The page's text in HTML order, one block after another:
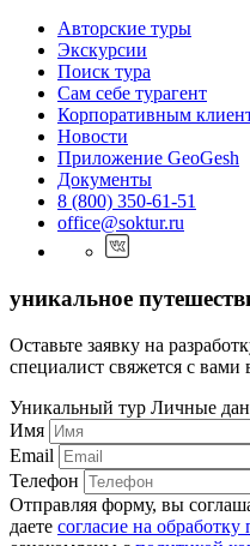
Авторские туры
Экскурсии
Поиск тура
Cам себе турагент
Корпоративным
Новости
Приложение GeoGesh
Документы
8 (800) 350-61-51
office@soktur.ru
уникальное
Оставьте заявку на
специалист свяжется с
Уникальный тур Личные
Имя
Email
Телефон
Отправляя форму, вы
даете согласие на